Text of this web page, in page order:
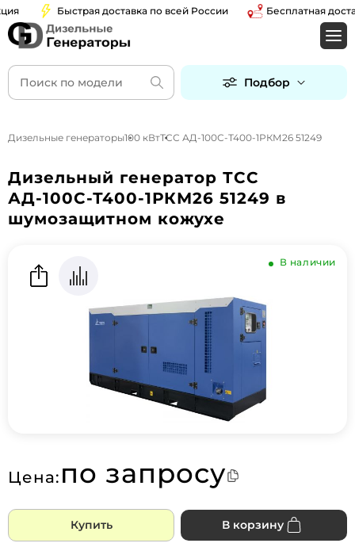
Быстрая доставка по всей России Бесплатная
Подбор
Дизельные генераторы100 кВтТСС АД-100С-Т400-1РКМ26 51249
Дизельный генератор ТСС
АД-100С-Т400-1РКМ26 51249 в
шумозащитном кожухе
В наличии
Цена: по запросу
Купить В корзину